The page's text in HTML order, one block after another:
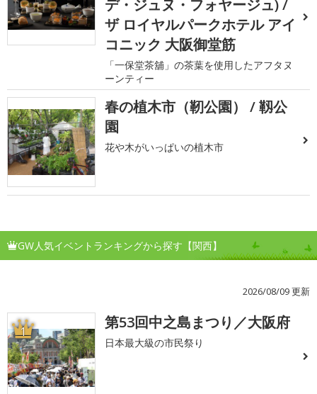
デ・ジュヌ・フォヤージュ) /
ザ ロイヤルパークホテル アイ
コニック 大阪御堂筋
「一保堂茶舖」の茶葉を使用したアフタヌ
ーンティー
春の植木市（靭公園） / 靱公
園
花や木がいっぱいの植木市
GW人気イベントランキングから探す【関西】
2026/08/09 更新
1 第53回中之島まつり／大阪府
日本最大級の市民祭り